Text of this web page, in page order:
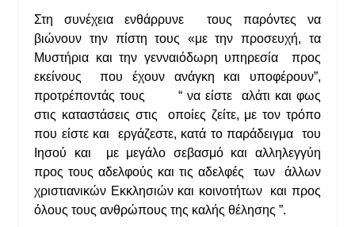
Στη συνέχεια ενθάρρυνε τους παρόντες να
βιώνουν την πίστη τους «με την προσευχή, τα
Μυστήρια και την γενναιόδωρη υπηρεσία προς
εκείνους που έχουν ανάγκη και υποφέρουν”,
προτρέποντάς τους “ να είστε αλάτι και φως
στις καταστάσεις στις οποίες ζείτε, με τον τρόπο
που είστε και εργάζεστε, κατά το παράδειγμα του
Ιησού και με μεγάλο σεβασμό και αλληλεγγύη
προς τους αδελφούς και τις αδελφές των άλλων
χριστιανικών Εκκλησιών και κοινοτήτων και προς
όλους τους ανθρώπους της καλής θέλησης ”.